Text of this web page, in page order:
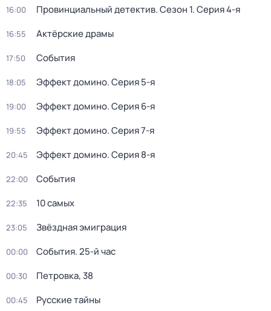
16:00 Провинциальный детектив. Сезон 1. Серия 4-я
16:55 Актёрские драмы
17:50 События
18:05 Эффект домино. Серия 5-я
19:00 Эффект домино. Серия 6-я
19:55 Эффект домино. Серия 7-я
20:45 Эффект домино. Серия 8-я
22:00 События
22:35 10 самых
23:05 Звёздная эмиграция
00:00 События. 25-й час
00:30 Петровка, 38
00:45 Русские тайны